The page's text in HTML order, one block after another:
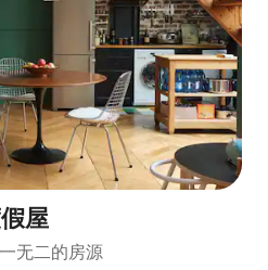
屋
无二的房源